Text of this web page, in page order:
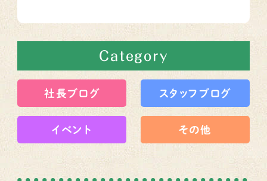
Category
社長ブログ スタッフブログ
イベント その他